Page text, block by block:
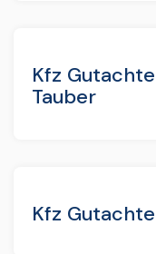
Kfz
Tauber
Kfz